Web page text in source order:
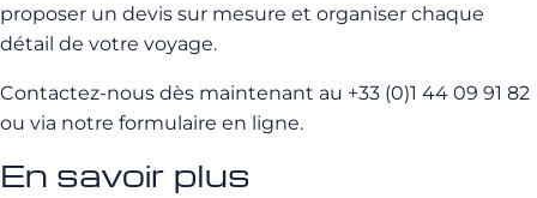
proposer un devis sur mesure et organiser chaque
détail de votre voyage.
Contactez-nous dès maintenant au +33 (0)1 44 09 91 82
ou via notre formulaire en ligne.
En savoir plus